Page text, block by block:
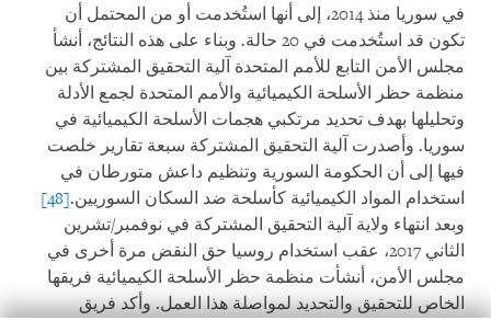
في سوريا منذ 2014، إلى أنها استُخدمت أو من المحتمل أن
تكون قد استُخدمت في 20 حالة. وبناء على هذه النتائج، أنشأ
مجلس الأمن التابع للأمم المتحدة آلية التحقيق المشتركة بين
منظمة حظر الأسلحة الكيميائية والأمم المتحدة لجمع الأدلة
وتحليلها بهدف تحديد مرتكبي هجمات الأسلحة الكيميائية في
سوريا. وأصدرت آلية التحقيق المشتركة سبعة تقارير خلصت
فيها إلى أن الحكومة السورية وتنظيم داعش متورطان في
استخدام المواد الكيميائية كأسلحة ضد السكان السوريين.[48]
وبعد انتهاء ولاية آلية التحقيق المشتركة في نوفمبر/تشرين
الثاني 2017، عقب استخدام روسيا حق النقض مرة أخرى في
مجلس الأمن، أنشأت منظمة حظر الأسلحة الكيميائية فريقها
الخاص للتحقيق والتحديد لمواصلة هذا العمل. وأكد فريق